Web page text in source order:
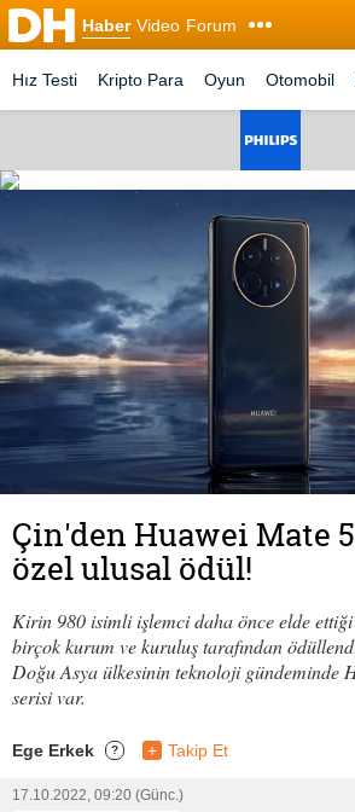
Haber Video Forum
Hız Testi Kripto Para Oyun Otomobil
Çin'den Huawei Mate
özel ulusal ödül!
Kirin 980 isimli işlemci daha önce elde ettiği
birçok kurum ve kuruluş tarafından
Doğu Asya ülkesinin teknoloji gündeminde
serisi var.
Ege Erkek ? + Takip Et
17.10.2022, 09:20 (Günc.)